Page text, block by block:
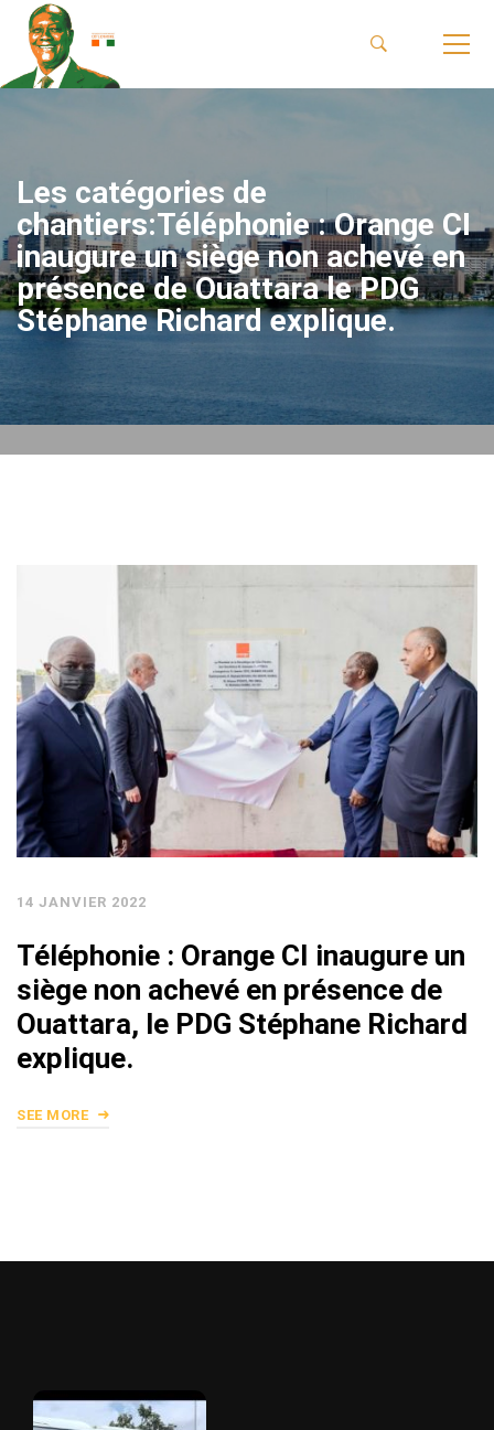
Les catégories de
chantiers:Téléphonie : Orange CI
inaugure un siège non achevé en
présence de Ouattara le PDG
Stéphane Richard explique.
14 JANVIER 2022
Téléphonie : Orange CI inaugure un
siège non achevé en présence de
Ouattara, le PDG Stéphane Richard
explique.
SEE MORE